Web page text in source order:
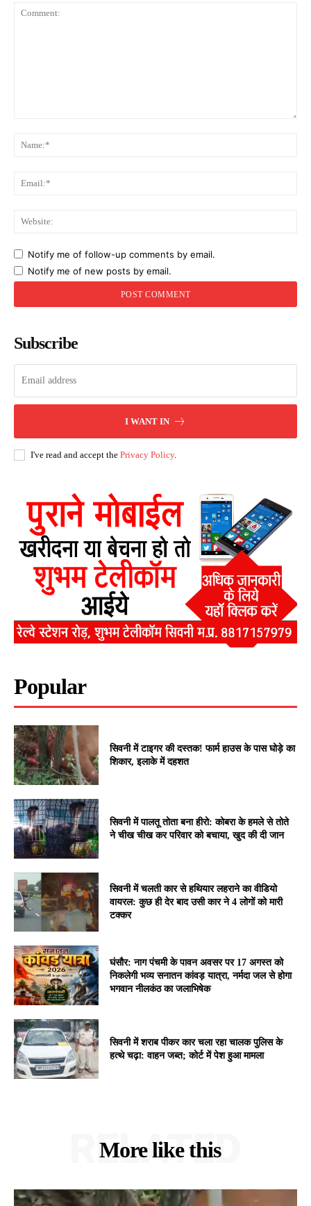
Notify me of follow-up comments by email.
Notify me of new posts by email.
Subscribe
I WANT IN
I've read and accept the Privacy Policy.
Popular
सिवनी में टाइगर की दस्तक! फार्म हाउस के पास घोड़े का
शिकार, इलाके में दहशत
सिवनी में पालतू तोता बना हीरो: कोबरा के हमले से तोते
ने चीख चीख कर परिवार को बचाया, खुद की दी जान
सिवनी में चलती कार से हथियार लहराने का वीडियो
वायरल: कुछ ही देर बाद उसी कार ने 4 लोगों को मारी
टक्कर
घंसौर: नाग पंचमी के पावन अवसर पर 17 अगस्त को
निकलेगी भव्य सनातन कांवड़ यात्रा, नर्मदा जल से होगा
भगवान नीलकंठ का जलाभिषेक
सिवनी में शराब पीकर कार चला रहा चालक पुलिस के
हत्थे चढ़ा: वाहन जब्त; कोर्ट में पेश हुआ मामला
More like this
RELATED